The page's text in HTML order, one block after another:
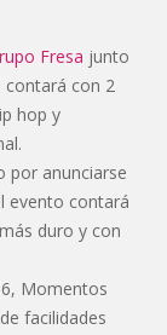
Fresa junto
contará con 2
hop y
por anunciarse
evento contará
duro y con
Momentos
facilidades